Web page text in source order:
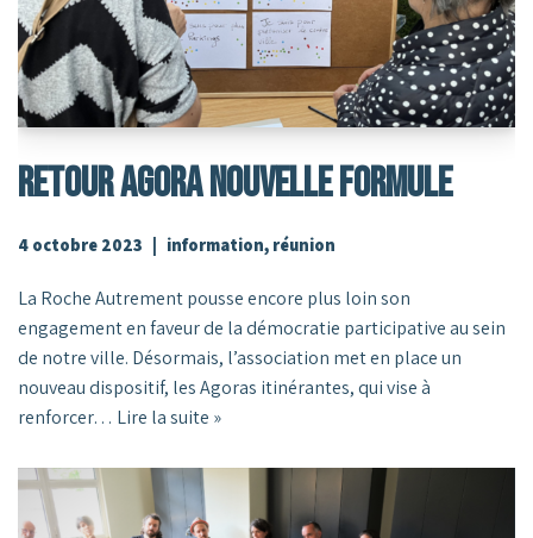
RETOUR AGORA NOUVELLE FORMULE
4 octobre 2023 information, réunion
La Roche Autrement pousse encore plus loin son
engagement en faveur de la démocratie participative au sein
de notre ville. Désormais, l’association met en place un
nouveau dispositif, les Agoras itinérantes, qui vise à
renforcer… Lire la suite »